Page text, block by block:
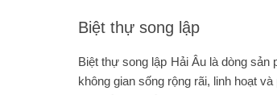
Biệt thự song lập
Biệt thự song lập Hải Âu là dòng
không gian sống rộng rãi, linh hoạt